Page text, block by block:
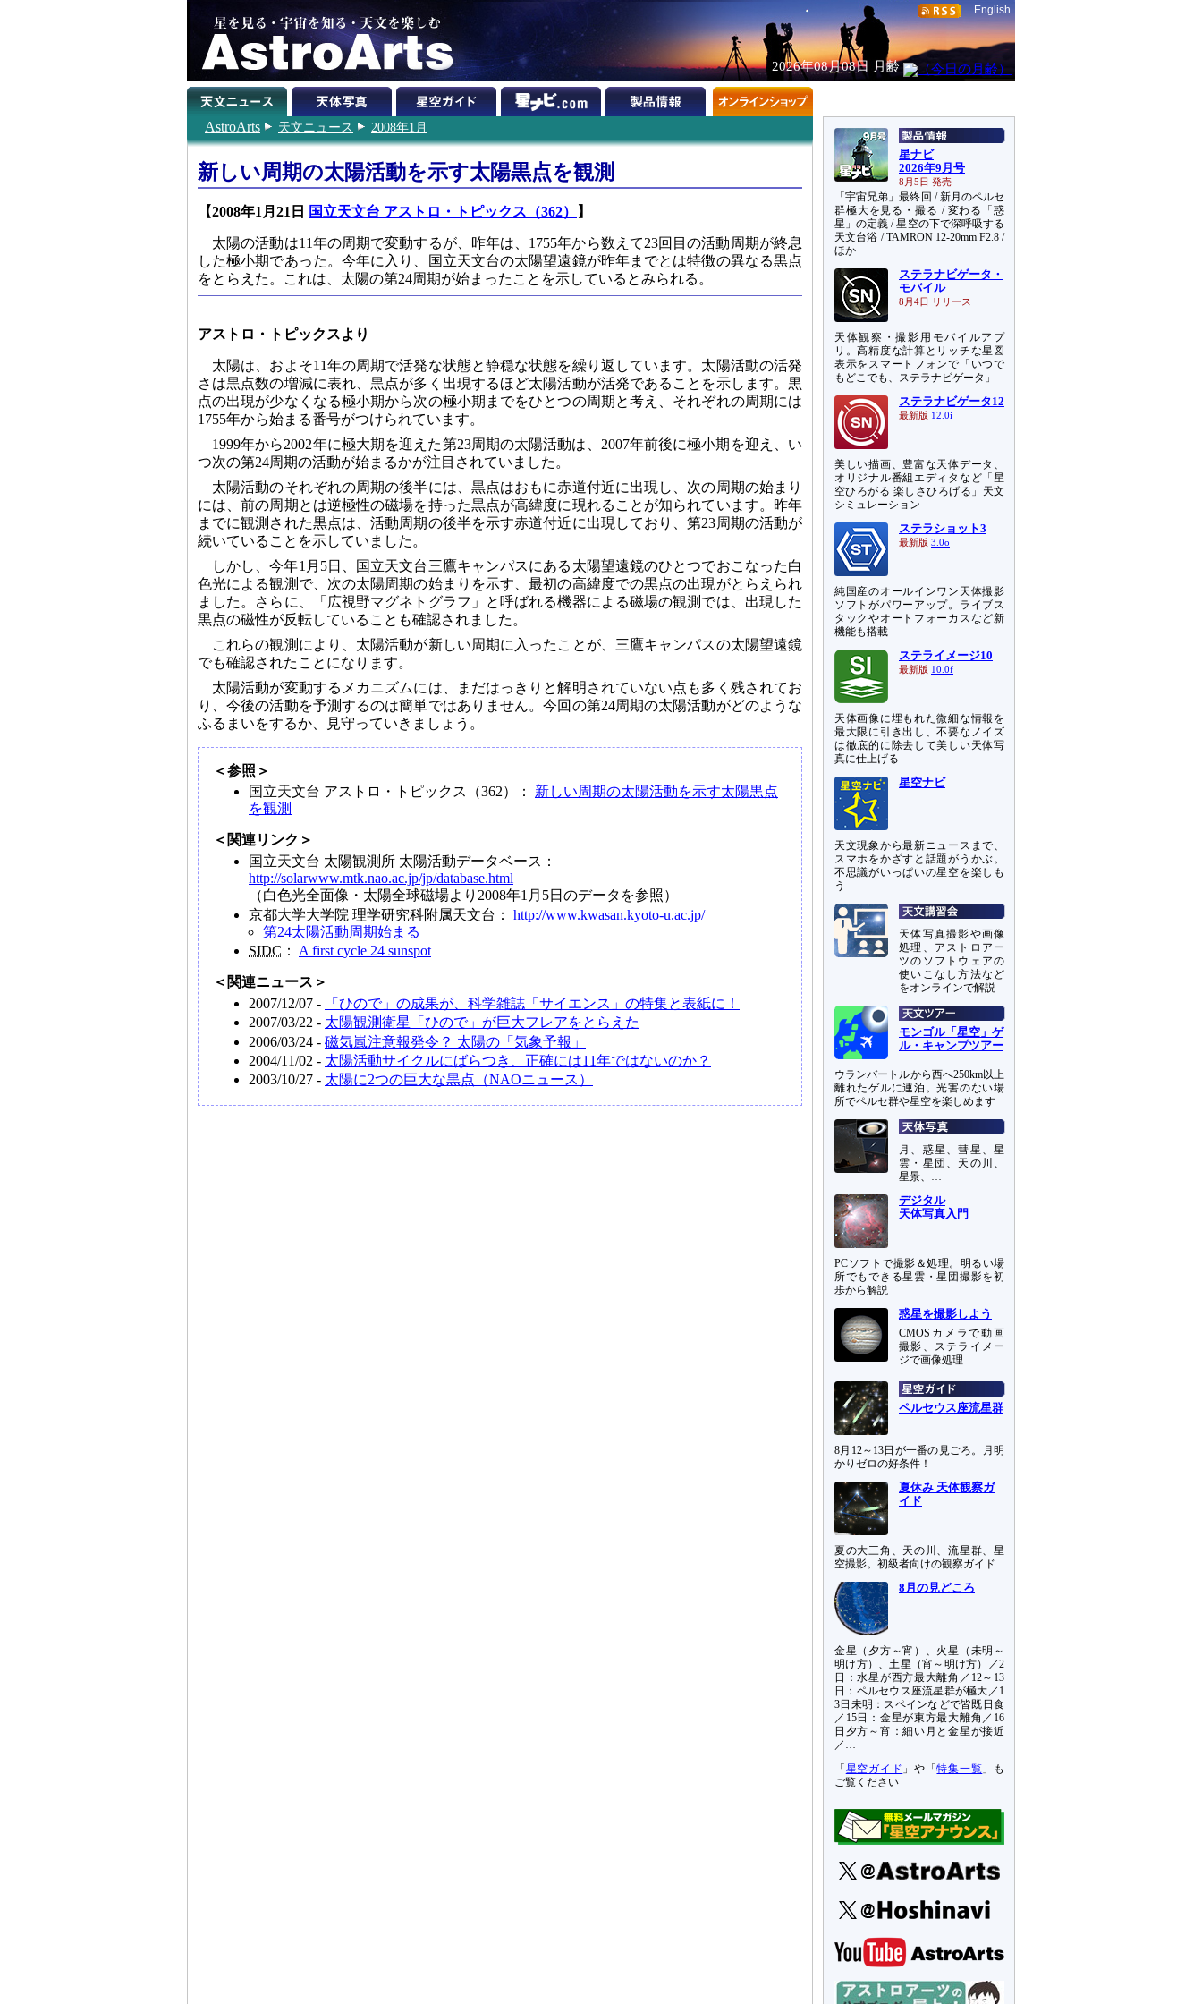
English
2026年08月08日 月齢
AstroArts 天文ニュース 2008年1月
新しい周期の太陽活動を示す太陽黒点を観測
【2008年1月21日 国立天文台 アストロ・トピックス（362） 】
太陽の活動は11年の周期で変動するが、昨年は、1755年から数えて23回目の活動周期が終息
した極小期であった。今年に入り、国立天文台の太陽望遠鏡が昨年までとは特徴の異なる黒点
をとらえた。これは、太陽の第24周期が始まったことを示しているとみられる。
アストロ・トピックスより
太陽は、およそ11年の周期で活発な状態と静穏な状態を繰り返しています。太陽活動の活発
さは黒点数の増減に表れ、黒点が多く出現するほど太陽活動が活発であることを示します。黒
点の出現が少なくなる極小期から次の極小期までをひとつの周期と考え、それぞれの周期には
1755年から始まる番号がつけられています。
1999年から2002年に極大期を迎えた第23周期の太陽活動は、2007年前後に極小期を迎え、い
つ次の第24周期の活動が始まるかが注目されていました。
太陽活動のそれぞれの周期の後半には、黒点はおもに赤道付近に出現し、次の周期の始まり
には、前の周期とは逆極性の磁場を持った黒点が高緯度に現れることが知られています。昨年
までに観測された黒点は、活動周期の後半を示す赤道付近に出現しており、第23周期の活動が
続いていることを示していました。
しかし、今年1月5日、国立天文台三鷹キャンパスにある太陽望遠鏡のひとつでおこなった白
色光による観測で、次の太陽周期の始まりを示す、最初の高緯度での黒点の出現がとらえられ
ました。さらに、「広視野マグネトグラフ」と呼ばれる機器による磁場の観測では、出現した
黒点の磁性が反転していることも確認されました。
これらの観測により、太陽活動が新しい周期に入ったことが、三鷹キャンパスの太陽望遠鏡
でも確認されたことになります。
太陽活動が変動するメカニズムには、まだはっきりと解明されていない点も多く残されてお
り、今後の活動を予測するのは簡単ではありません。今回の第24周期の太陽活動がどのような
ふるまいをするか、見守っていきましょう。
＜参照＞
国立天文台 アストロ・トピックス（362）： 新しい周期の太陽活動を示す太陽黒点
を観測
＜関連リンク＞
国立天文台 太陽観測所 太陽活動データベース：
http://solarwww.mtk.nao.ac.jp/jp/database.html
（白色光全面像・太陽全球磁場より2008年1月5日のデータを参照）
京都大学大学院 理学研究科附属天文台： http://www.kwasan.kyoto-u.ac.jp/
第24太陽活動周期始まる
SIDC ： A first cycle 24 sunspot
＜関連ニュース＞
2007/12/07 -
「ひので」の成果が、科学雑誌「サイエンス」の特集と表紙に！
2007/03/22 - 太陽観測衛星「ひので」が巨大フレアをとらえた
2006/03/24 - 磁気嵐注意報発令？ 太陽の「気象予報」
2004/11/02 - 太陽活動サイクルにばらつき、正確には11年ではないのか？
2003/10/27 - 太陽に2つの巨大な黒点（NAOニュース）
星ナビ
2026年9月号
8月5日 発売
「宇宙兄弟」最終回 / 新月のペルセ
群極大を見る・撮る / 変わる「惑
星」の定義 / 星空の下で深呼吸する
天文台浴 / TAMRON 12-20mm F2.8 /
ほか
ステラナビゲータ・
モバイル
8月4日 リリース
天体観察・撮影用モバイルアプ
リ。高精度な計算とリッチな星図
表示をスマートフォンで「いつで
もどこでも、ステラナビゲータ」
ステラナビゲータ12
最新版 12.0i
美しい描画、豊富な天体データ、
オリジナル番組エディタなど「星
空ひろがる 楽しさひろげる」天文
シミュレーション
ステラショット3
最新版 3.0o
純国産のオールインワン天体撮影
ソフトがパワーアップ。ライブス
タックやオートフォーカスなど新
機能も搭載
ステライメージ10
最新版 10.0f
天体画像に埋もれた微細な情報を
最大限に引き出し、不要なノイズ
は徹底的に除去して美しい天体写
真に仕上げる
星空ナビ
天文現象から最新ニュースまで、
スマホをかざすと話題がうかぶ。
不思議がいっぱいの星空を楽しも
う
天体写真撮影や画像
処理、アストロアー
ツのソフトウェアの
使いこなし方法など
をオンラインで解説
モンゴル「星空」ゲ
ル・キャンプツアー
ウランバートルから西へ250km以上
離れたゲルに連泊。光害のない場
所でペルセ群や星空を楽しめます
月、惑星、彗星、星
雲・星団、天の川、
星景、…
デジタル
天体写真入門
PCソフトで撮影＆処理。明るい場
所でもできる星雲・星団撮影を初
歩から解説
惑星を撮影しよう
CMOSカメラで動画
撮影、ステライメー
ジで画像処理
ペルセウス座流星群
8月12～13日が一番の見ごろ。月明
かりゼロの好条件！
夏休み 天体観察ガ
イド
夏の大三角、天の川、流星群、星
空撮影。初級者向けの観察ガイド
8月の見どころ
金星（夕方～宵）、火星（未明～
明け方）、土星（宵～明け方）／2
日：水星が西方最大離角／12～13
日：ペルセウス座流星群が極大／1
3日未明：スペインなどで皆既日食
／15日：金星が東方最大離角／16
日夕方～宵：細い月と金星が接近
／…
「 星空ガイド 」や「特集一覧 」も
ご覧ください